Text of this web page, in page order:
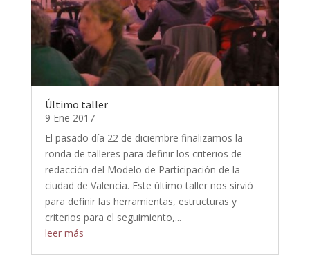
Último taller
9 Ene 2017
El pasado día 22 de diciembre finalizamos la
ronda de talleres para definir los criterios de
redacción del Modelo de Participación de la
ciudad de Valencia. Este último taller nos sirvió
para definir las herramientas, estructuras y
criterios para el seguimiento,...
leer más